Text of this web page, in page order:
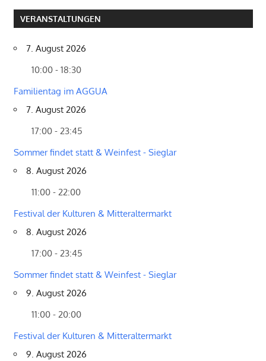
VERANSTALTUNGEN
7. August 2026
10:00 - 18:30
Familientag im AGGUA
7. August 2026
17:00 - 23:45
Sommer findet statt & Weinfest - Sieglar
8. August 2026
11:00 - 22:00
Festival der Kulturen & Mitteraltermarkt
8. August 2026
17:00 - 23:45
Sommer findet statt & Weinfest - Sieglar
9. August 2026
11:00 - 20:00
Festival der Kulturen & Mitteraltermarkt
9. August 2026